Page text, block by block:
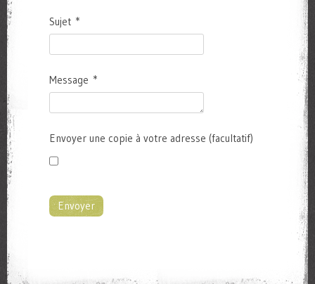
Sujet *
Message *
Envoyer une copie à votre adresse (facultatif)
Envoyer